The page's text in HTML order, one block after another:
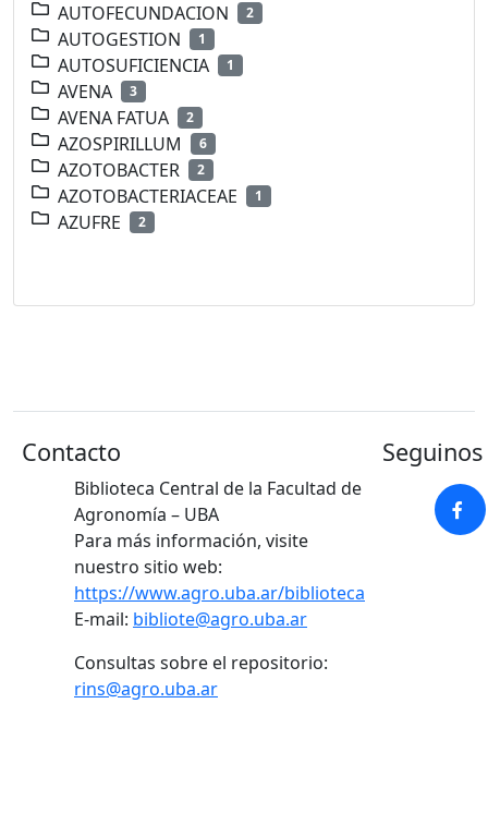
AUTOFECUNDACION 2
AUTOGESTION 1
AUTOSUFICIENCIA 1
AVENA 3
AVENA FATUA 2
AZOSPIRILLUM 6
AZOTOBACTER 2
AZOTOBACTERIACEAE 1
AZUFRE 2
Contacto
Biblioteca Central de la Facultad de
Agronomía – UBA
Para más información, visite
nuestro sitio web:
https://www.agro.uba.ar/biblioteca
E-mail: bibliote@agro.uba.ar
Consultas sobre el repositorio:
rins@agro.uba.ar